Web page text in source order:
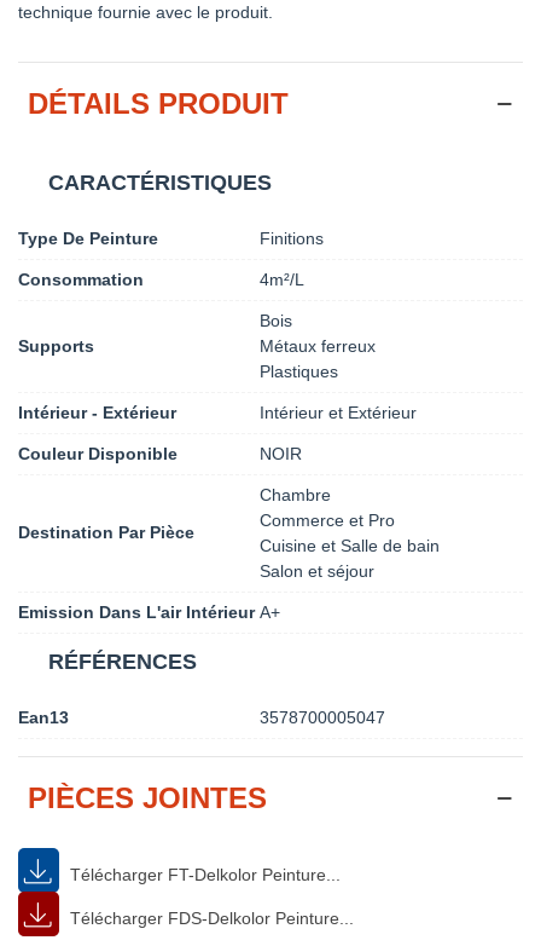
technique fournie avec le produit.
DÉTAILS PRODUIT
CARACTÉRISTIQUES
Type De Peinture Finitions
Consommation 4m²/L
Supports
Bois
Métaux ferreux
Plastiques
Intérieur - Extérieur Intérieur et Extérieur
Couleur Disponible NOIR
Destination Par Pièce
Chambre
Commerce et Pro
Cuisine et Salle de bain
Salon et séjour
Emission Dans L'air Intérieur A+
RÉFÉRENCES
Ean13 3578700005047
PIÈCES JOINTES
Télécharger FT-Delkolor Peinture...
Télécharger FDS-Delkolor Peinture...